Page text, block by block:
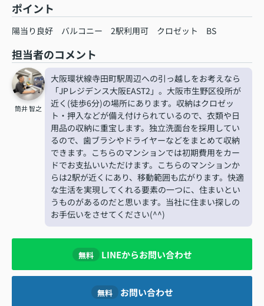
ポイント
陽当り良好 バルコニー 2駅利用可 クロゼット BS
担当者のコメント
筒井 智之
大阪環状線寺田町駅周辺への引っ越しをお考えなら
「JPレジデンス大阪EAST2」。大阪市生野区役所が
近く(徒歩6分)の場所にあります。収納はクロゼッ
ト・押入などが備え付けられているので、衣類や日
用品の収納に重宝します。独立洗面台を採用してい
るので、歯ブラシやドライヤーなどをまとめて収納
できます。こちらのマンションでは初期費用をカー
ドでお支払いいただけます。こちらのマンションか
らは2駅が近くにあり、移動範囲も広がります。快適
な生活を実現してくれる要素の一つに、住まいとい
うものがあるのだと思います。当社に住まい探しの
お手伝いをさせてください(^^)
無料 LINEからお問い合わせ
無料 お問い合わせ